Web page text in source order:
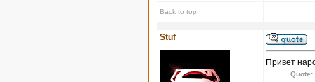
Back to top
Stuf
Привет
Quote: